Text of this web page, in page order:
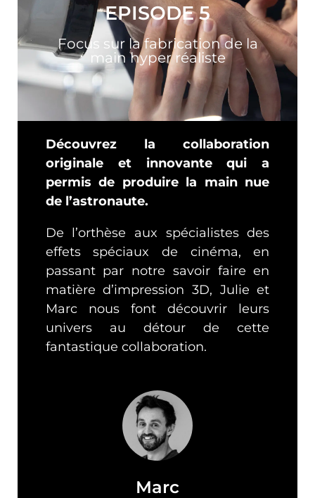
EPISODE 5
Focus sur la fabrication de la
main hyper réaliste
Découvrez la collaboration
originale et innovante qui a
permis de produire la main nue
de l’astronaute.
De l’orthèse aux spécialistes des
effets spéciaux de cinéma, en
passant par notre savoir faire en
matière d’impression 3D, Julie et
Marc nous font découvrir leurs
univers au détour de cette
fantastique collaboration.
Marc